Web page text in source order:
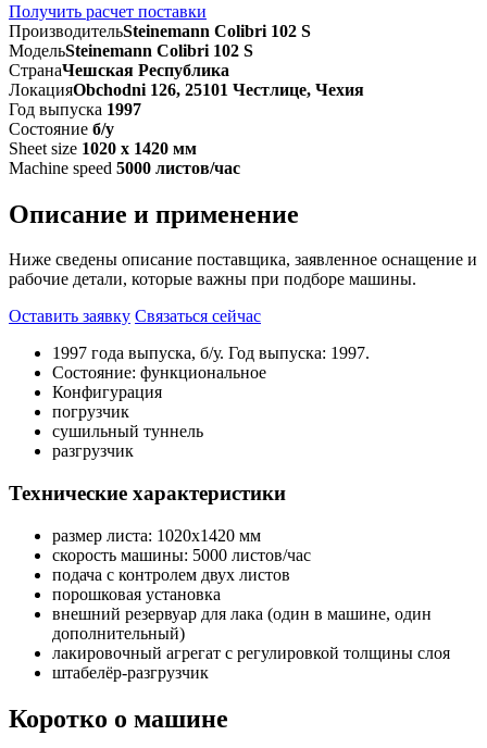
Получить расчет поставки
ПроизводительSteinemann Colibri 102 S
МодельSteinemann Colibri 102 S
СтранаЧешская Республика
ЛокацияObchodni 126, 25101 Честлице, Чехия
Год выпуска 1997
Состояние б/у
Sheet size 1020 x 1420 мм
Machine speed 5000 листов/час
Описание и применение
Ниже сведены описание поставщика, заявленное оснащение и
рабочие детали, которые важны при подборе машины.
Оставить заявку Связаться сейчас
1997 года выпуска, б/у. Год выпуска: 1997.
Состояние: функциональное
Конфигурация
погрузчик
сушильный туннель
разгрузчик
Технические характеристики
размер листа: 1020x1420 мм
скорость машины: 5000 листов/час
подача с контролем двух листов
порошковая установка
внешний резервуар для лака (один в машине, один
дополнительный)
лакировочный агрегат с регулировкой толщины слоя
штабелёр-разгрузчик
Коротко о машине